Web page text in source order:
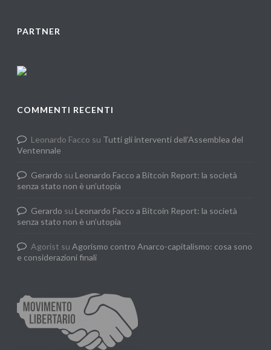
PARTNER
COMMENTI RECENTI
Leonardo Facco su Tutti gli interventi dell’Assemblea del
Ventennale
Gerardo su Leonardo Facco a Bitcoin Report: la società
senza stato non è un’utopia
Gerardo su Leonardo Facco a Bitcoin Report: la società
senza stato non è un’utopia
Agorist suAgorismo contro Anarco-capitalismo: cosa sono
e considerazioni finali